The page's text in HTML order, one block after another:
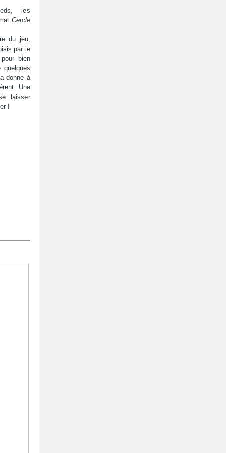
les
Cercle
du jeu,
par le
bien
donne à
Une
laisser
!